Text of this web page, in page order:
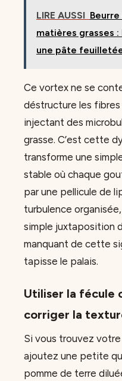
LIRE AUSSI
matières grasses
une pâte
Ce vortex ne se
déstructure les
injectant des
grasse. C’est cette
transforme une
stable où chaque
par une pellicule de
turbulence
simple juxtaposition
manquant de cette
tapisse le palais.
Utiliser la fécule
corriger la
Si vous trouvez
ajoutez une petite
pomme de terre